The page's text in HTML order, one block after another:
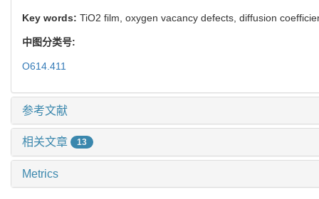
Key words: TiO2 film, oxygen vacancy defects, diffusion
中图分类号:
O614.411
参考文献
相关文章 13
Metrics